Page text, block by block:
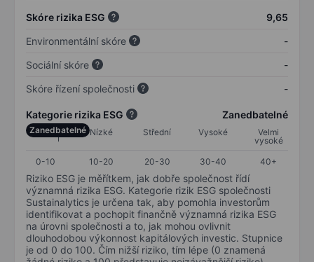
Skóre rizika ESG
9,65
Environmentální skóre
-
Sociální skóre
-
Skóre řízení společnosti
-
Kategorie rizika ESG Zanedbatelné
Zanedbatelné Nízké Střední Vysoké
Velmi
vysoké
0-10
10-20 20-30 30-40 40+
Riziko ESG je měřítkem, jak dobře společnost řídí
významná rizika ESG. Kategorie rizik ESG společnosti
Sustainalytics je určena tak, aby pomohla investorům
identifikovat a pochopit finančně významná rizika ESG
na úrovni společnosti a to, jak mohou ovlivnit
dlouhodobou výkonnost kapitálových investic. Stupnice
je od 0 do 100. Čím nižší riziko, tím lépe (0 znamená